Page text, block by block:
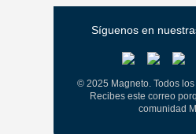
Síguenos en
© 2025 Magneto. Todos los
Recibes este correo
comunidad